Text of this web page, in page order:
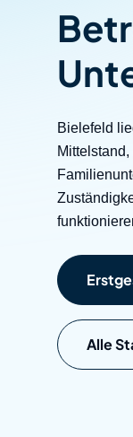
Alle
Eine
Alle
Bielefeld
Alle